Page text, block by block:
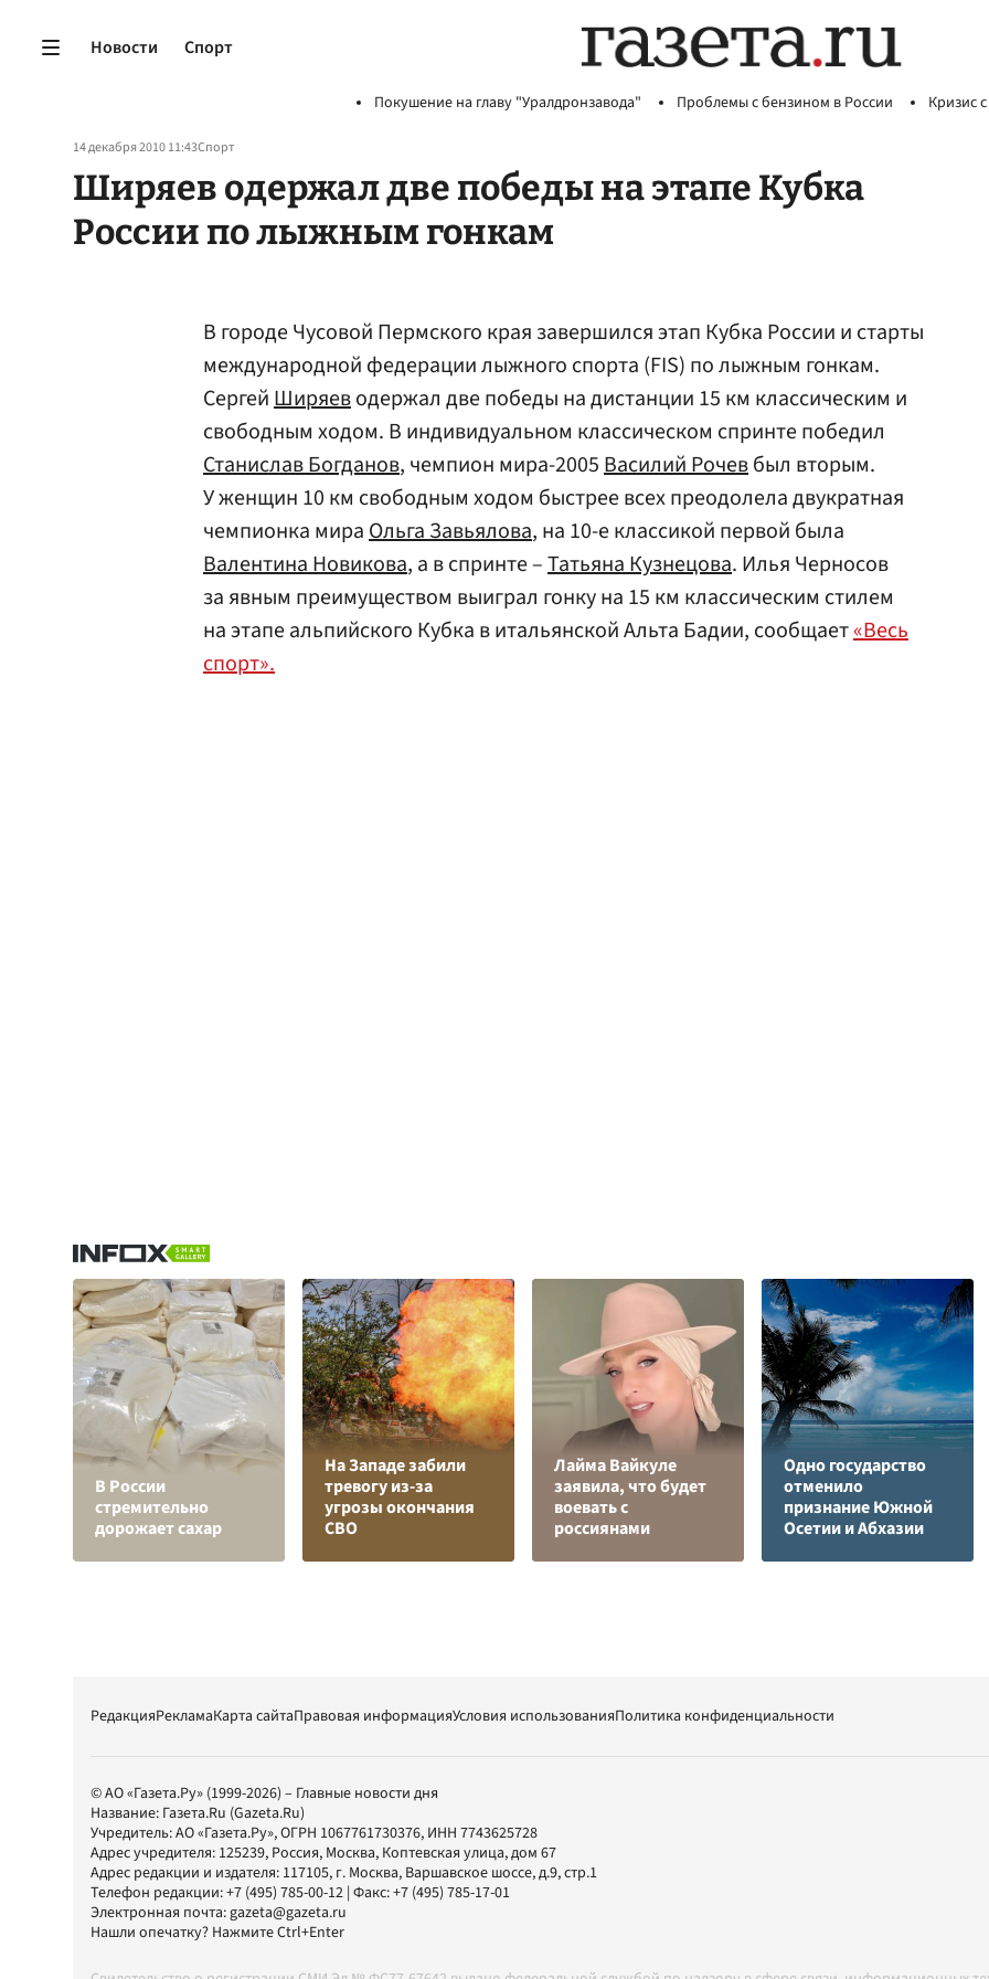
Новости Спорт
Покушение на главу "Уралдронзавода" Проблемы с бензином в России Кризис
14 декабря 2010 11:43Спорт
Ширяев одержал две победы на этапе Кубка
России по лыжным гонкам
В городе Чусовой Пермского края завершился этап Кубка России и старты
международной федерации лыжного спорта (FIS) по лыжным гонкам.
СергейШиряеводержал две победы на дистанции 15 км классическим и
свободным ходом. В индивидуальном классическом спринте победил
Станислав Богданов, чемпион мира-2005Василий Рочевбыл вторым.
У женщин 10 км свободным ходом быстрее всех преодолела двукратная
чемпионка мираОльга Завьялова, на 10-е классикой первой была
Валентина Новикова, а в спринте –Татьяна Кузнецова. Илья Черносов
за явным преимуществом выиграл гонку на 15 км классическим стилем
на этапе альпийского Кубка в итальянской Альта Бадии, сообщает«Весь
спорт».
В России
стремительно
дорожает сахар
На Западе забили
тревогу из-за
угрозы окончания
СВО
Лайма Вайкуле
заявила, что будет
воевать с
россиянами
Одно государство
отменило
признание Южной
Осетии и Абхазии
РедакцияРекламаКарта сайтаПравовая информацияУсловия использованияПолитика конфиденциальности
© АО «Газета.Ру» (1999-2026) – Главные новости дня
Название: Газета.Ru (Gazeta.Ru)
Учредитель:АО «Газета.Ру», ОГРН 1067761730376, ИНН 7743625728
Адрес учредителя: 125239, Россия, Москва, Коптевская улица, дом 67
Адрес редакции и издателя: 117105, г. Москва, Варшавское шоссе, д.9, стр.1
Телефон редакции:+7 (495) 785-00-12 | Факс:+7 (495) 785-17-01
Электронная почта:gazeta@gazeta.ru
Нашли опечатку? Нажмите Ctrl+Enter